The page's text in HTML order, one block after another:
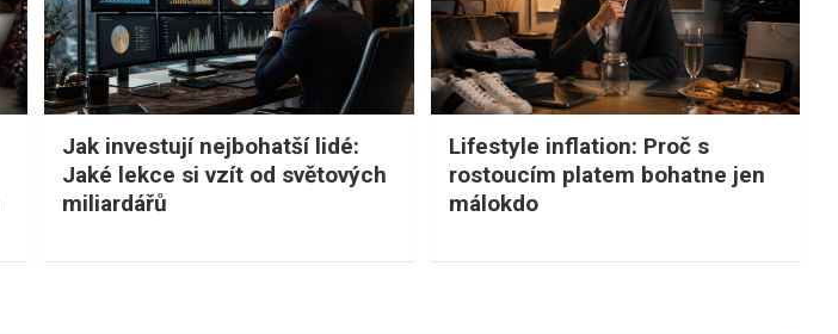
Jak investují nejbohatší lidé:
Jaké lekce si vzít od světových
miliardářů
Lifestyle inflation: Proč s
rostoucím platem bohatne jen
málokdo